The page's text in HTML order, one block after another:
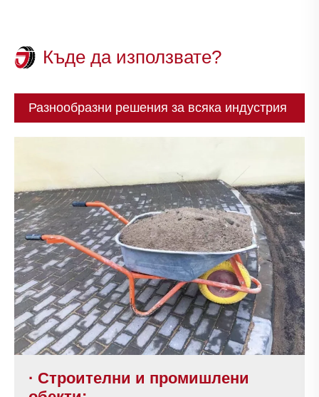
Къде да използвате?
Разнообразни решения за всяка индустрия
· Строителни и промишлени